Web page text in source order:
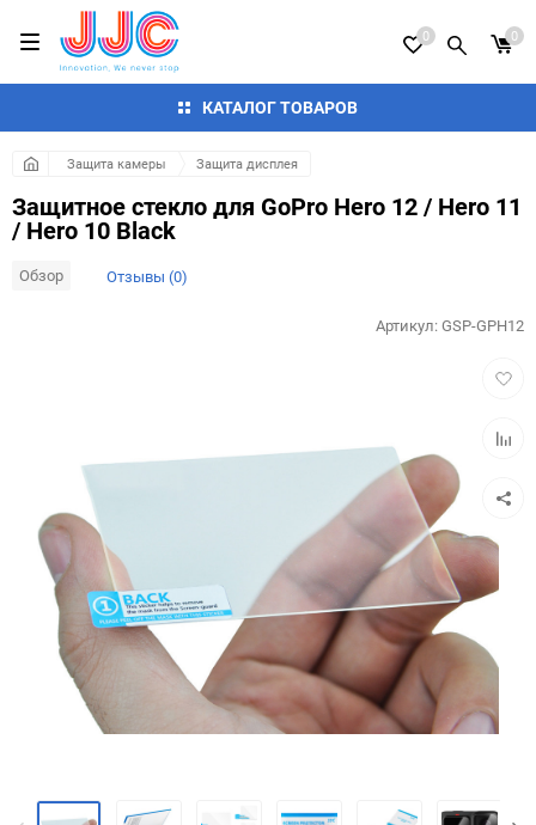
КАТАЛОГ ТОВАРОВ
0 0
Защита камеры Защита дисплея
Защитное стекло для GoPro Hero 12 / Hero 11
/ Hero 10 Black
Обзор Отзывы (0)
Артикул:GSP-GPH12